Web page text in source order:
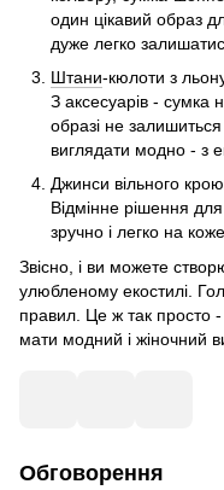
один цікавий образ
дуже легко
Штани-кюлоти з
З аксесуарів - сумка
образі не
виглядати модно - з
Джинси вільного
Відмінне рішення
зручно і легко на
Звісно, і ви можете
улюбленому екостилі.
правил. Це ж так просто -
мати модний і жіночний
Обговорення